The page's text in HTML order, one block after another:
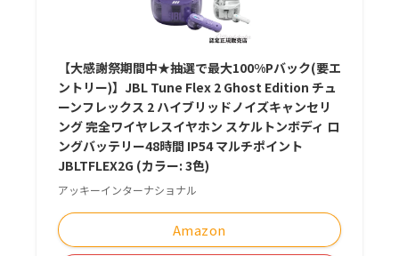
【大感謝祭期間中★抽選で最大100%Pバック(要エ
ントリー)】JBL Tune Flex 2 Ghost Edition チュ
ーンフレックス 2 ハイブリッドノイズキャンセリ
ング 完全ワイヤレスイヤホン スケルトンボディ ロ
ングバッテリー48時間 IP54 マルチポイント
JBLTFLEX2G (カラー: 3色)
アッキーインターナショナル
Amazon